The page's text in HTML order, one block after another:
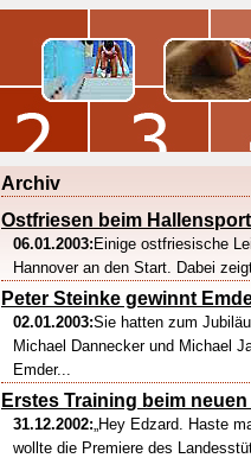
Archiv
Ostfriesen beim
06.01.2003: Einige ostfriesische
Hannover an den Start. Dabei
Peter Steinke gewinnt
02.01.2003:Sie hatten zum
Michael Dannecker und Michael
Emder...
Erstes Training beim
31.12.2002:„Hey Edzard. Haste
wollte die Premiere des